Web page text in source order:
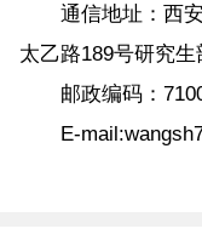
通信地址：西安
太乙路189号研究生
邮政编码：
E-